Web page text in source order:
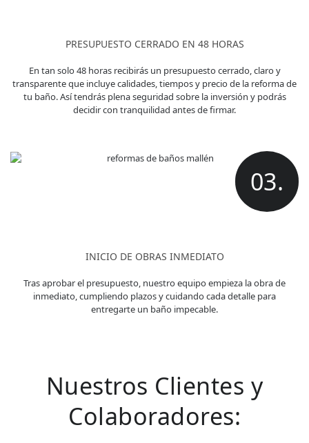
PRESUPUESTO CERRADO EN 48 HORAS
En tan solo 48 horas recibirás un presupuesto cerrado, claro y
transparente que incluye calidades, tiempos y precio de la reforma de
tu baño. Así tendrás plena seguridad sobre la inversión y podrás
decidir con tranquilidad antes de firmar.
03.
INICIO DE OBRAS INMEDIATO
Tras aprobar el presupuesto, nuestro equipo empieza la obra de
inmediato, cumpliendo plazos y cuidando cada detalle para
entregarte un baño impecable.
Nuestros Clientes y
Colaboradores: